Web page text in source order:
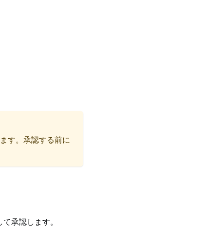
す。承認する前に
承認します。